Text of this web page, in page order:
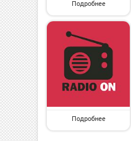
Подробнее
Подробнее